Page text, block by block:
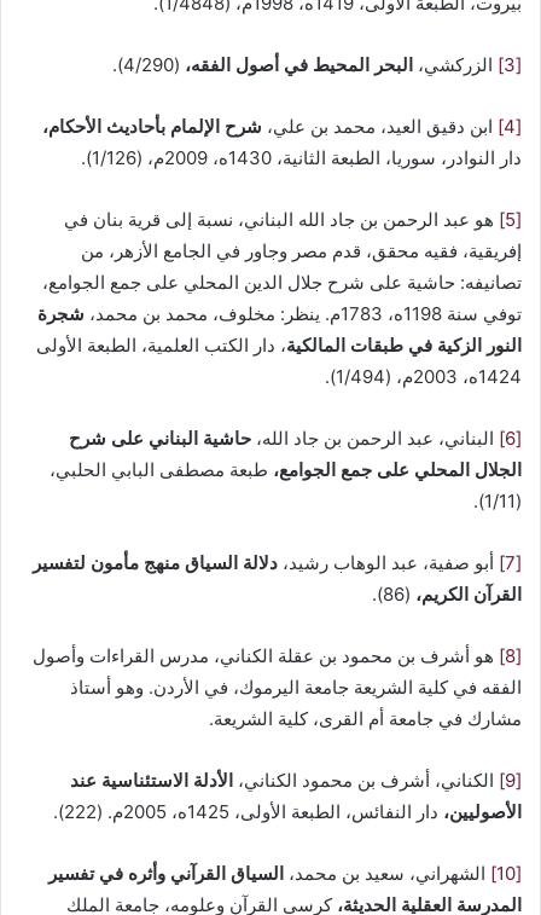
[3] الزركشي، البحر المحيط في أصول الفقه، (4/290).
[4] ابن دقيق العيد، محمد بن علي، شرح الإلمام بأحاديث الأحكام،
دار النوادر، سوريا، الطبعة الثانية، 1430ه، 2009م، (1/126).
[5]
هو عبد الرحمن بن جاد الله ‌البناني، نسبة إلى قرية بنان في
إفريقية، فقيه محقق، قدم مصر وجاور في الجامع الأزهر، من
تصانيفه: حاشية على شرح جلال الدين المحلي على ‌جمع ‌الجوامع،
توفي سنة 1198ه، 1783م. ينظر: مخلوف، محمد بن محمد،
شجرة
النور الزكية في طبقات المالكية، دار الكتب العلمية، الطبعة الأولى
1424ه، 2003م، (1/494).
[6] البناني، عبد الرحمن بن جاد الله، حاشية البناني على شرح
الجلال المحلي على جمع الجوامع، طبعة مصطفى البابي الحلبي،
(1/11).
[7] أبو صفية، عبد الوهاب رشيد، دلالة السياق منهج مأمون لتفسير
القرآن الكريم، (86).
[8]
هو أشرف بن محمود بن عقلة الكناني، مدرس القراءات وأصول
الفقه في كلية الشريعة جامعة اليرموك، في الأردن. وهو أستاذ
مشارك في جامعة أم القرى، كلية الشريعة.
[9] الكناني، أشرف بن محمود الكناني، الأدلة الاستئناسية عند
الأصوليين، دار النفائس، الطبعة الأولى، 1425ه، 2005م. (222).
[10] الشهراني، سعيد بن محمد، السياق القرآني وأثره في تفسير
المدرسة العقلية الحديثة،كرسي القرآن وعلومه، جامعة الملك